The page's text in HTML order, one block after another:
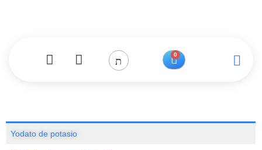
0
Yodato de potasio